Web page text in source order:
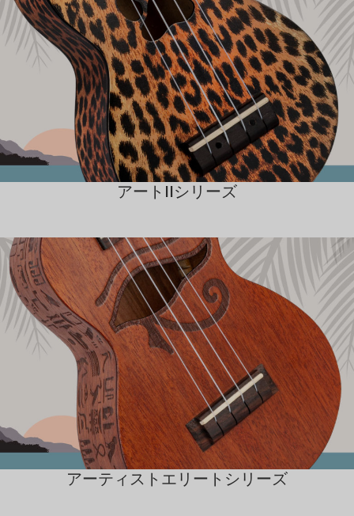
アートIIシリーズ
アーティストエリートシリーズ